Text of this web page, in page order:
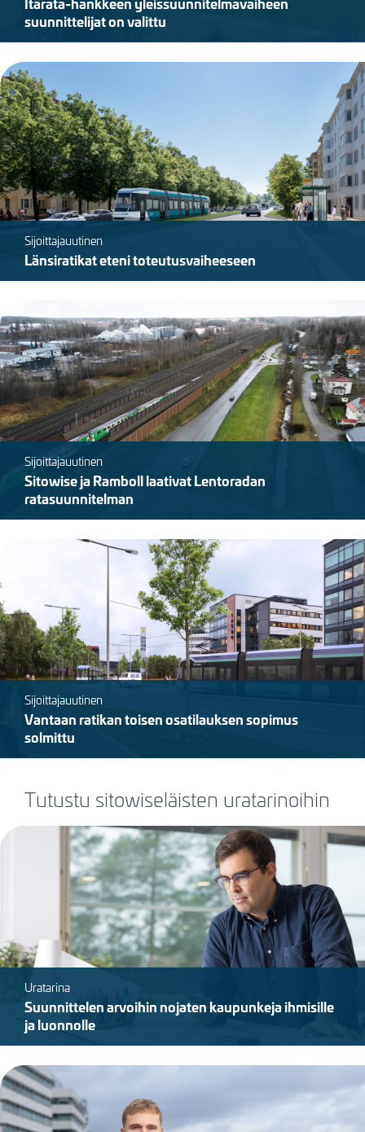
suunnittelijat on valittu
Kuva
Sijoittajauutinen
Länsiratikat eteni toteutusvaiheeseen
Sijoittajauutinen
Sitowise ja Ramboll laativat Lentoradan
ratasuunnitelman
Sijoittajauutinen
Vantaan ratikan toisen osatilauksen sopimus
solmittu
Tutustu sitowiseläisten uratarinoihin
Kuva
Uratarina
Suunnittelen arvoihin nojaten kaupunkeja ihmisille
ja luonnolle
Kuva